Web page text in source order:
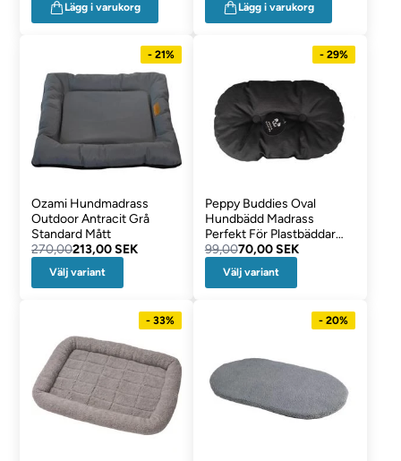
Lägg i varukorg Lägg i varukorg
- 21%
Ozami Hundmadrass
Outdoor Antracit Grå
Standard Mått
270,00213,00 SEK
Välj variant
- 29%
Peppy Buddies Oval
Hundbädd Madrass
Perfekt För Plastbäddar
LUNA Black
99,0070,00 SEK
Välj variant
- 33% - 20%